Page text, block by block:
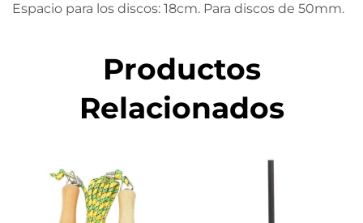
Espacio para los discos: 18cm. Para discos de 50mm.
Productos
Relacionados